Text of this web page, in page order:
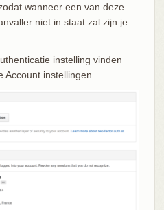
wanneer een van deze
niet in staat zal zijn je
instelling vinden
instellingen.